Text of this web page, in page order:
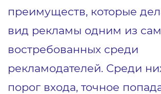
преимуществ, которые
вид рекламы одним из
востребованных среди
рекламодателей. Среди
порог входа, точное